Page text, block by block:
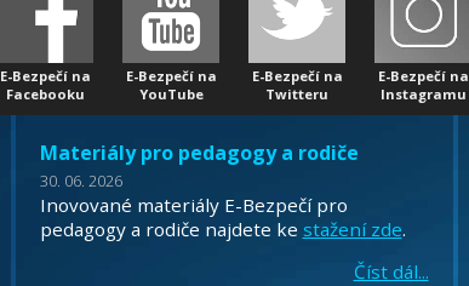
E-Bezpečí na
Facebooku
E-Bezpečí na
YouTube
E-Bezpečí na
Twitteru
E-Bezpečí na
Instagramu
Materiály pro pedagogy a rodiče
30. 06. 2026
Inovované materiály E-Bezpečí pro
pedagogy a rodiče najdete ke stažení zde.
Číst dál...